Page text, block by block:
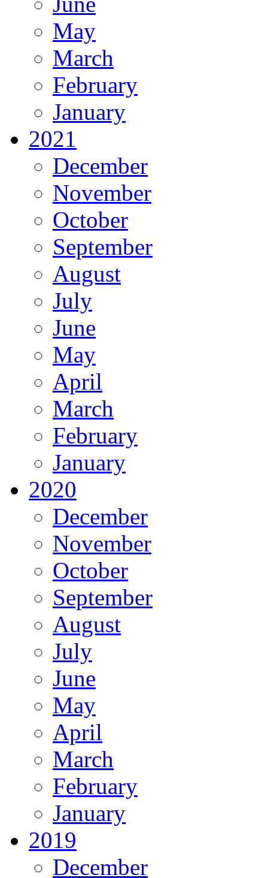
May
March
February
January
2021
December
November
October
September
August
July
June
May
April
March
February
January
2020
December
November
October
September
August
July
June
May
April
March
February
January
2019
December